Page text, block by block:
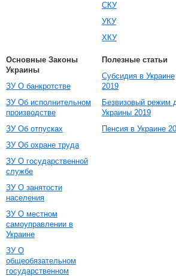
СКУ
УКУ
ХКУ
Основные Законы
Украины
ЗУ О банкротстве
ЗУ Об исполнительном
производстве
ЗУ Об отпусках
ЗУ Об охране труда
ЗУ О государственной
службе
ЗУ О занятости
населения
ЗУ О местном
самоуправлении в
Украине
ЗУ О
общеобязательном
государственном
Полезные статьи
Субсидия в Украине
2019
Безвизовый режим
Украины 2019
Пенсия в Украине